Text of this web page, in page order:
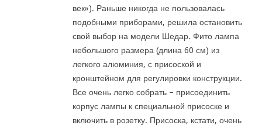
век»). Раньше никогда не пользовалась
подобными приборами, решила остановить
свой выбор на модели Шедар. Фито лампа
небольшого размера (длина 60 см) из
легкого алюминия, с присоской и
кронштейном для регулировки конструкции.
Все очень легко собрать – присоединить
корпус лампы к специальной присоске и
включить в розетку. Присоска, кстати, очень